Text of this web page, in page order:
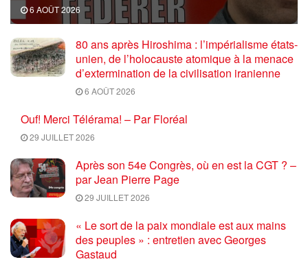
6 AOÛT 2026
80 ans après Hiroshima : l’impérialisme états-
unien, de l’holocauste atomique à la menace
d’extermination de la civilisation iranienne
6 AOÛT 2026
Ouf! Merci Télérama! – Par Floréal
29 JUILLET 2026
Après son 54e Congrès, où en est la CGT ? –
par Jean Pierre Page
29 JUILLET 2026
« Le sort de la paix mondiale est aux mains
des peuples » : entretien avec Georges
Gastaud